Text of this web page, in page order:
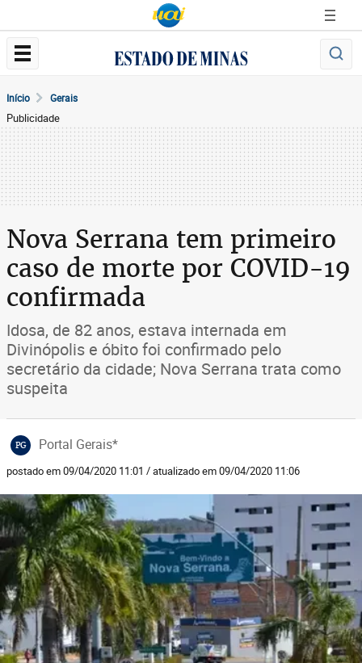
Início Gerais
Publicidade
Nova Serrana tem primeiro
caso de morte por COVID-19
confirmada
Idosa, de 82 anos, estava internada em
Divinópolis e óbito foi confirmado pelo
secretário da cidade; Nova Serrana trata como
suspeita
PG Portal Gerais*
postado em 09/04/2020 11:01 / atualizado em 09/04/2020 11:06